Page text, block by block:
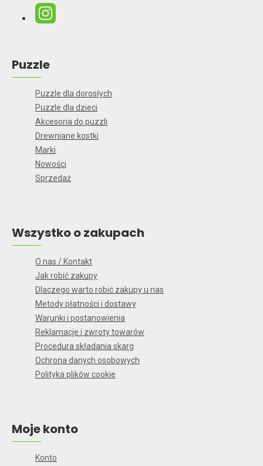
Puzzle
Puzzle dla dorosłych
Puzzle dla dzieci
Akcesoria do puzzli
Drewniane kostki
Marki
Nowości
Sprzedaż
Wszystko o zakupach
O nas / Kontakt
Jak robić zakupy
Dlaczego warto robić zakupy u nas
Metody płatności i dostawy
Warunki i postanowienia
Reklamacje i zwroty towarów
Procedura składania skarg
Ochrona danych osobowych
Polityka plików cookie
Moje konto
Konto